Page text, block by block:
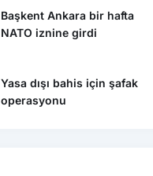
Başkent Ankara bir hafta
NATO iznine girdi
Yasa dışı bahis için şafak
operasyonu